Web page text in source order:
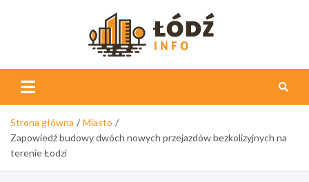
Info
Strona główna
Miasto
Zapowiedź budowy dwóch nowych przejazdów bezkolizyjnych na
terenie Łodzi